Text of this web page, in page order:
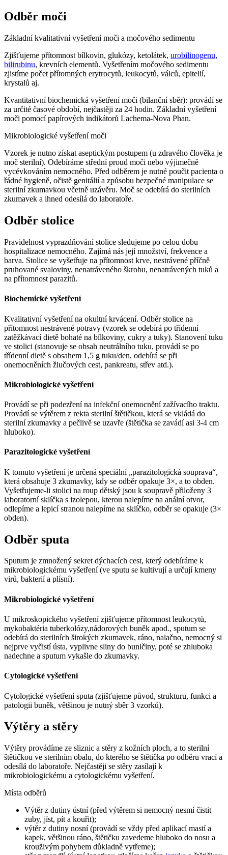
Odběr moči
Základní kvalitativní vyšetření moči a močového sedimentu
Zjišťujeme přítomnost bílkovin, glukózy, ketolátek, urobilinogenu,
bilirubinu, krevních elementů. Vyšetřením močového sedimentu
zjistíme počet přítomných erytrocytů, leukocytů, válců, epitelií,
krystalů aj.
Kvantitativní biochemická vyšetření moči (bilanční sběr): provádí se
za určité časové období, nejčastěji za 24 hodin. Základní vyšetření
moči pomocí papírových indikátorů Lachema-Nova Phan.
Mikrobiologické vyšetření moči
Vzorek je nutno získat aseptickým postupem (u zdravého člověka je
moč sterilní). Odebíráme střední proud moči nebo výjimečně
vycévkováním nemocného. Před odběrem je nutné poučit pacienta o
řádné hygieně, očistě genitálií a způsobu bezpečné manipulace se
sterilní zkumavkou včetně uzávěru. Moč se odebírá do sterilních
zkumavek a ihned odesílá do laboratoře.
Odběr stolice
Pravidelnost vyprazdňování stolice sledujeme po celou dobu
hospitalizace nemocného. Zajímá nás její množství, frekvence a
barva. Stolice se vyšetřuje na přítomnost krve, nestrávené příčně
pruhované svaloviny, nenatráveného škrobu, nenatrávených tuků a
na přítomnost parazitů.
Biochemické vyšetření
Kvalitativní vyšetření na okultní krvácení. Odběr stolice na
přítomnost nestrávené potravy (vzorek se odebírá po třídenní
zatěžkávací dietě bohaté na bílkoviny, cukry a tuky). Stanovení tuku
ve stolici (stanovuje se obsah neutrálního tuku, provádí se po
třídenní dietě s obsahem 1,5 g tuku/den, odebírá se při
onemocněních žlučových cest, pankreatu, střev atd.).
Mikrobiologické vyšetření
Provádí se při podezření na infekční onemocnění zažívacího traktu.
Provádí se výtěrem z rekta sterilní štětičkou, která se vkládá do
sterilní zkumavky a pečlivě se uzavře (štětička se zavádí asi 3-4 cm
hluboko).
Parazitologické vyšetření
K tomuto vyšetření je určená speciální „parazitologická souprava“,
která obsahuje 3 zkumavky, kdy se odběr opakuje 3×, a to obden.
Vyšetřujeme-li stolici na roup dětský jsou k soupravě přiloženy 3
laboratorní sklíčka s izolepou, kterou nalepíme na anální otvor,
odlepíme a lepicí stranou nalepíme na sklíčko, odběr se opakuje (3×
obden).
Odběr sputa
Sputum je zmnožený sekret dýchacích cest, který odebíráme k
mikrobiologickému vyšetření (ve sputu se kultivují a určují kmeny
virů, bakterií a plísní).
Mikrobiologické vyšetření
U mikroskopického vyšetření zjišťujeme přítomnost leukocytů,
mykobaktéria tuberkolózy,nádorových buněk apod., sputum se
odebírá do sterilních širokých zkumavek, ráno, nalačno, nemocný si
nejprve vyčistí ústa, vyplivne sliny do buničiny, poté se zhluboka
nadechne a sputum vykašle do zkumavky.
Cytologické vyšetření
Cytologické vyšetření sputa (zjišťujeme původ, strukturu, funkci a
patologii buněk, většinou je nutný sběr 3 vzorků).
Výtěry a stěry
Výtěry provádíme ze sliznic a stěry z kožních ploch, a to sterilní
štětičkou ve sterilním obalu, do kterého se štětička po odběru vrací a
odesílá do laboratoře. Nejčastěji se stěry zasílají k
mikrobiologickému a cytologickému vyšetření.
Místa odběrů
Výtěr z dutiny ústní (před výtěrem si nemocný nesmí čistit
zuby, jíst, pít a kouřit);
výtěr z dutiny nosní (provádí se vždy před aplikací mastí a
kapek, většinou ráno, štětičku zavedeme hluboko do nosu a
krouživým pohybem důkladně vytřeme);